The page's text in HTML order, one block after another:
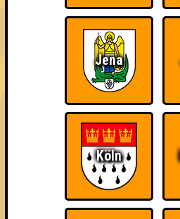
Wir sind immer bei
Nerven aus
Ich war da, vor 3000
Da-Da Da! Da-
Jena
Köln